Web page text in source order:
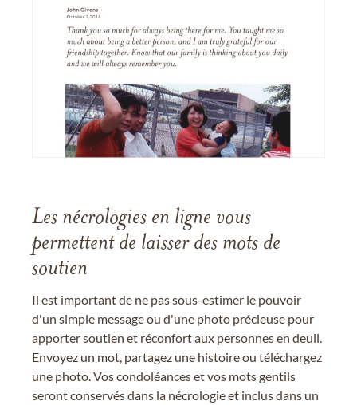
Les nécrologies en ligne vous
permettent de laisser des mots de
soutien
Il est important de ne pas sous-estimer le pouvoir
d'un simple message ou d'une photo précieuse pour
apporter soutien et réconfort aux personnes en deuil.
Envoyez un mot, partagez une histoire ou téléchargez
une photo. Vos condoléances et vos mots gentils
seront conservés dans la nécrologie et inclus dans un